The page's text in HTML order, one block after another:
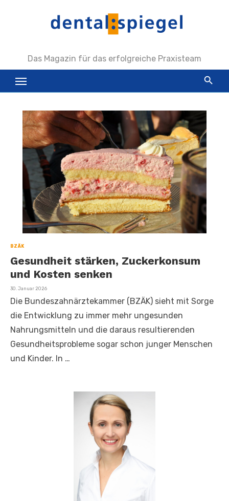
Das Magazin für das erfolgreiche Praxisteam
BZÄK
Gesundheit stärken, Zuckerkonsum
und Kosten senken
Veröffentlicht
30. Januar 2026
Die Bundeszahnärztekammer (BZÄK) sieht mit Sorge
die Entwicklung zu immer mehr ungesunden
Nahrungsmitteln und die daraus resultierenden
Gesundheitsprobleme sogar schon junger Menschen
und Kinder. In …